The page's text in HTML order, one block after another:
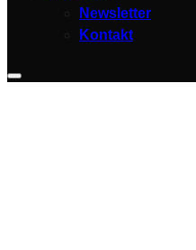
Newsletter
Kontakt